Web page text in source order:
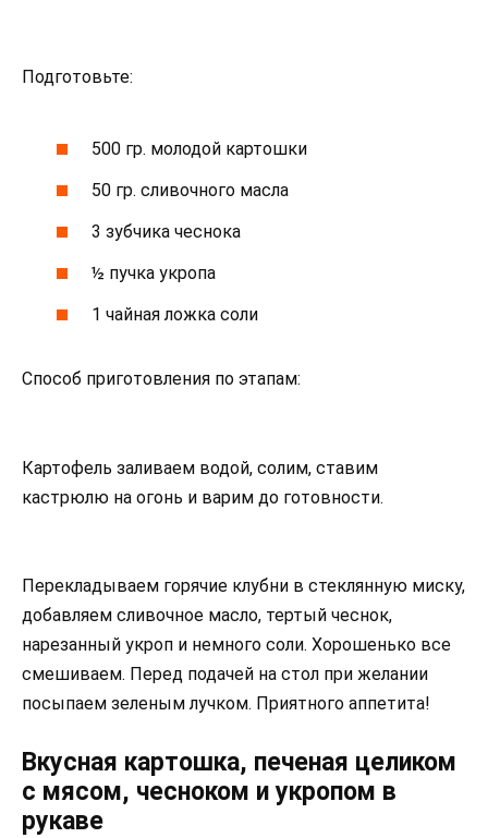
Подготовьте:
500 гр. молодой картошки
50 гр. сливочного масла
3 зубчика чеснока
½ пучка укропа
1 чайная ложка соли
Способ приготовления по этапам:
Картофель заливаем водой, солим, ставим
кастрюлю на огонь и варим до готовности.
Перекладываем горячие клубни в стеклянную миску,
добавляем сливочное масло, тертый чеснок,
нарезанный укроп и немного соли. Хорошенько все
смешиваем. Перед подачей на стол при желании
посыпаем зеленым лучком. Приятного аппетита!
Вкусная картошка, печеная целиком
с мясом, чесноком и укропом в
рукаве